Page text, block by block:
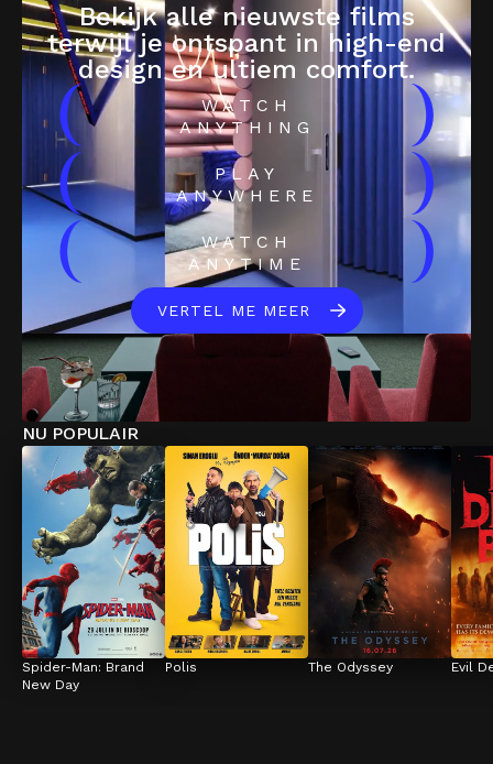
Bekijk alle nieuwste films
terwijl je ontspant in high-end
design en ultiem comfort.
(
WATCH
ANYTHING
)
(
PLAY
ANYWHERE
)
(
WATCH
ANYTIME
)
VERTEL ME MEER
NU POPULAIR
Spider-Man: Brand
New Day
Polis The Odyssey Evil